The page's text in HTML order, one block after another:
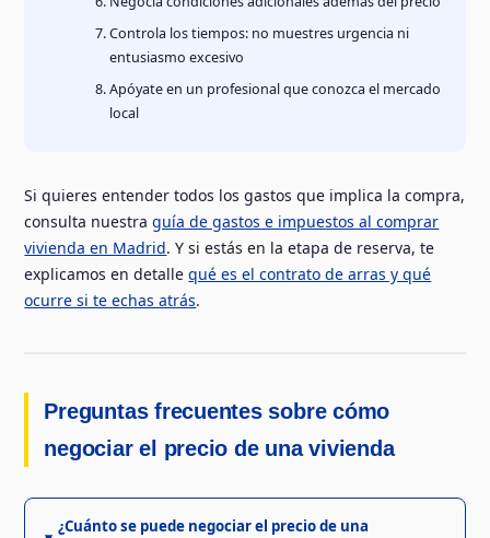
Controla los tiempos: no muestres urgencia ni
entusiasmo excesivo
Apóyate en un profesional que conozca el mercado
local
Si quieres entender todos los gastos que implica la compra,
consulta nuestraguía de gastos e impuestos al comprar
vivienda en Madrid. Y si estás en la etapa de reserva, te
explicamos en detallequé es el contrato de arras y qué
ocurre si te echas atrás.
Preguntas frecuentes sobre cómo
negociar el precio de una vivienda
¿Cuánto se puede negociar el precio de una